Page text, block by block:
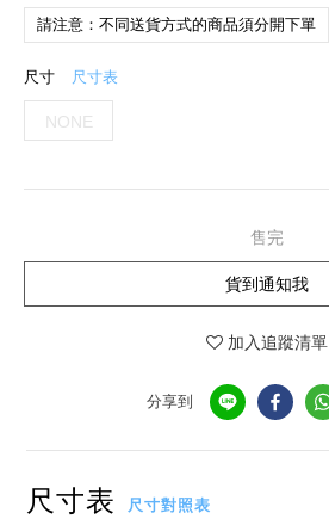
請注意：不同送貨方式的商品須分開下單
尺寸 尺寸表
NONE
售完
貨到通知我
加入追蹤清單
分享到
尺寸表 尺寸對照表